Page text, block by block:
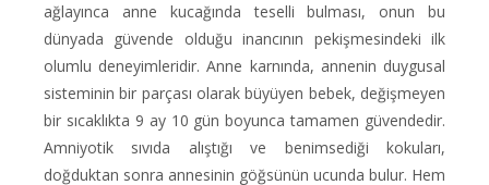
ağlayınca anne kucağında teselli bulması, onun bu
dünyada güvende olduğu inancının pekişmesindeki ilk
olumlu deneyimleridir. Anne karnında, annenin duygusal
sisteminin bir parçası olarak büyüyen bebek, değişmeyen
bir sıcaklıkta 9 ay 10 gün boyunca tamamen güvendedir.
Amniyotik sıvıda alıştığı ve benimsediği kokuları,
doğduktan sonra annesinin göğsünün ucunda bulur. Hem